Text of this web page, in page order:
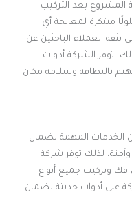
المشروع بعد التركيب
مبتكرة لمعالجة أي
العملاء الباحثين عن
توفر الشركة أدوات
بالنظافة وسلامة مكان
الخدمات المهمة لضمان
وآمنة، لذلك توفر شركة
فك وتركيب جميع أنواع
على أدوات حديثة لضمان